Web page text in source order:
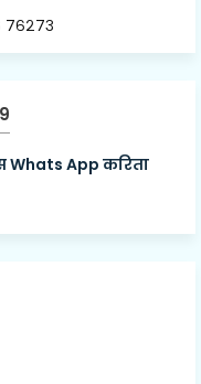
७६२७३
Whats App करिता